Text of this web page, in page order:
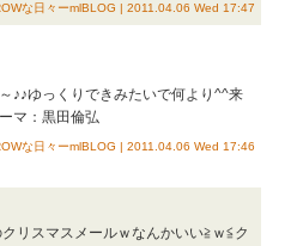
な日々ーmlBLOG | 2011.04.06 Wed 17:47
♪♪ゆっくりできみたいで何より^^来
マ：黒田倫弘
な日々ーmlBLOG | 2011.04.06 Wed 17:46
リスマスメールｗなんかいい≧ｗ≦ク